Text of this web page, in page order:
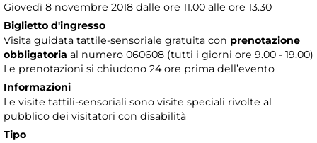
Giovedì 8 novembre 2018 dalle ore 11.00 alle ore 13.30
Biglietto d'ingresso
Visita guidata tattile-sensoriale gratuita con prenotazione
obbligatoria al numero 060608 (tutti i giorni ore 9.00 - 19.00)
Le prenotazioni si chiudono 24 ore prima dell’evento
Informazioni
Le visite tattili-sensoriali sono visite speciali rivolte al
pubblico dei visitatori con disabilità
Tipo